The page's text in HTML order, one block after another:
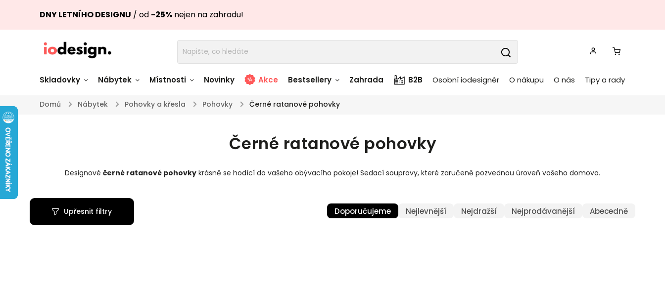
DNY LETNÍHO DESIGNU / od -25% nejen na zahradu!
Skladovky
Židle skladem Stoly skladem Stolky skladem
Úložné prostory
Zahradní nábytek
skladem
Světla skladem
Doplňky a
Textílie skladem
Nádobí skladem
Nábytek Místnosti Novinky Akce Bestsellery Zahrada B2B Osobní iodesignér O nákupu O nás Tipy a rady
Domů / Nábytek / Pohovky a křesla / Pohovky / Černé ratanové pohovky
Černé ratanové pohovky
Designové černé ratanové pohovky krásně se hodící do vašeho obývacího pokoje! Sedací soupravy, které zaručeně pozvednou úroveň vašeho domova.
Doporučujeme Nejlevnější Nejdražší Nejprodávanější Abecedně
Upřesnit filtry